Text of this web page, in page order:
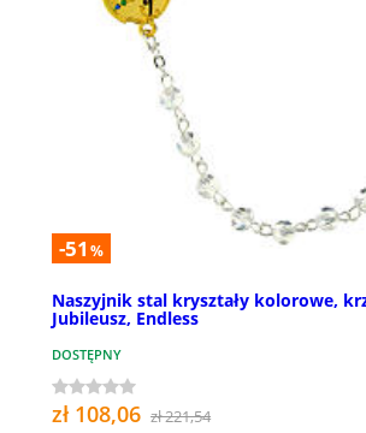
-51 %
Naszyjnik stal kryształy kolorowe,
Jubileusz, Endless
DOSTĘPNY
zł 108,06 zł 221,54